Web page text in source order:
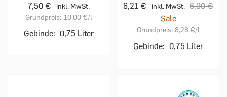
7,50 €
inkl. MwSt.
Grundpreis: 10,00 €/l
Gebinde: 0,75 Liter
6,21 €
inkl. MwSt. 6,90 €
Sale
Grundpreis: 8,28 €/l
Gebinde: 0,75 Liter